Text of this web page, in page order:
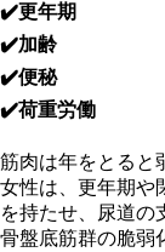
✔️更年期
✔️加齢
✔️便秘
✔️荷重労働
筋肉は年をとると
女性は、更年期や
を持たせ、尿道の
骨盤底筋群の脆弱